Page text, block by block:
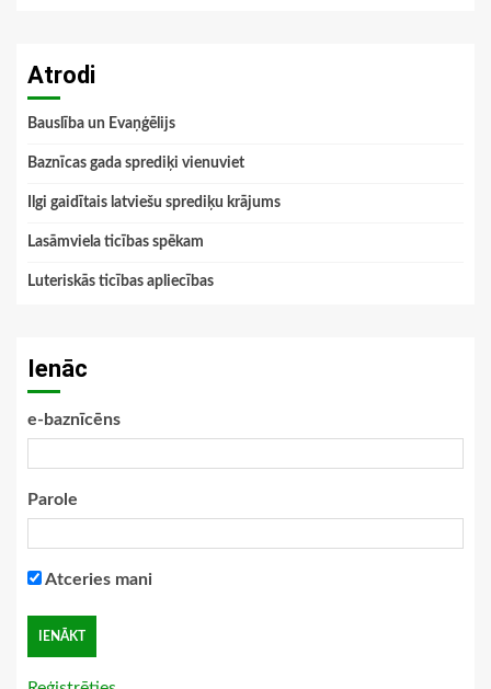
Atrodi
Bauslība un Evaņģēlijs
Baznīcas gada sprediķi vienuviet
Ilgi gaidītais latviešu sprediķu krājums
Lasāmviela ticības spēkam
Luteriskās ticības apliecības
Ienāc
e-baznīcēns
Parole
Atceries mani